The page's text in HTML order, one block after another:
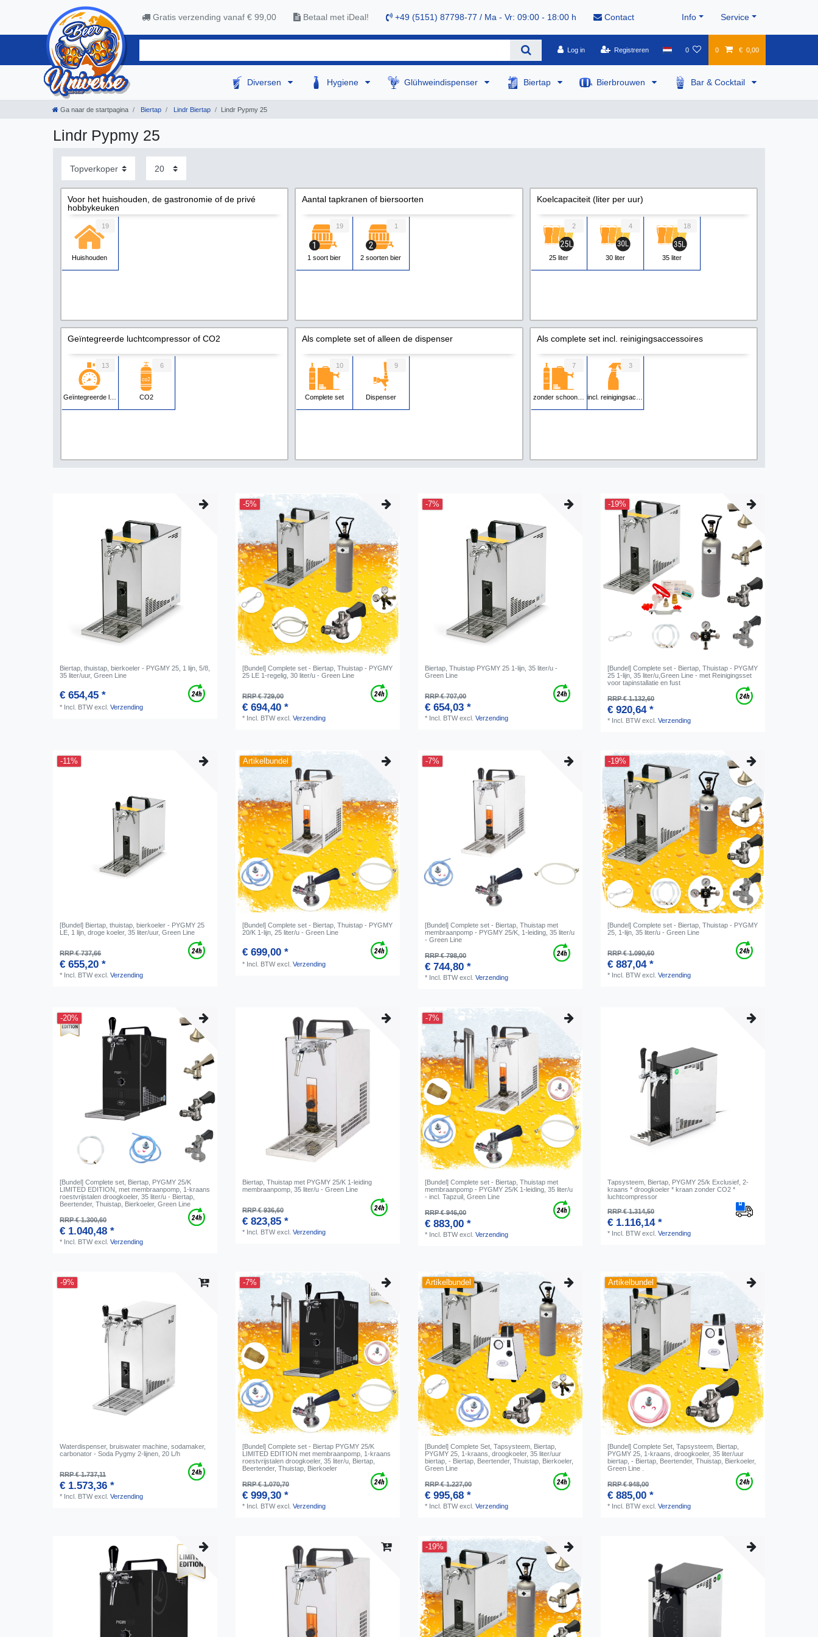
Gratis verzending vanaf € 99,00 Betaal met iDeal! +49 (5151) 87798-77 / Ma - Vr: 09:00 - 18:00 h Contact Info Service
Log in Registreren 0 0 € 0,00
Diversen Hygiene Glühweindispenser Biertap Bierbrouwen Bar & Cocktail
Ga naar de startpagina Biertap Lindr Biertap Lindr Pypmy 25
Lindr Pypmy 25
Voor het huishouden, de gastronomie of de privé
hobbykeuken
Huishouden
19
Aantal tapkranen of biersoorten
1 soort bier
19
2 soorten bier
1
Koelcapaciteit (liter per uur)
25 liter
2
30 liter
4
35 liter
18
Geïntegreerde luchtcompressor of CO2
Geïntegreerde luchtcompressor
13
CO2
6
Als complete set of alleen de dispenser
Complete set
10
Dispenser
9
Als complete set incl. reinigingsaccessoires
zonder schoonmaakaccessoires
7
incl. reinigingsaccessoires
3
Biertap, thuistap, bierkoeler - PYGMY 25, 1 lijn, 5/8,
35 liter/uur, Green Line
€ 654,45 *
* Incl. BTWexcl.Verzending
-5%
[Bundel] Complete set - Biertap, Thuistap - PYGMY
25 LE 1-regelig, 30 liter/u - Green Line
RRP € 729,00
€ 694,40 *
* Incl. BTWexcl.Verzending
-7%
Biertap, Thuistap PYGMY 25 1-lijn, 35 liter/u -
Green Line
RRP € 707,00
€ 654,03 *
* Incl. BTWexcl.Verzending
-19%
[Bundel] Complete set - Biertap, Thuistap - PYGMY
25 1-lijn, 35 liter/u,Green Line - met Reinigingsset
voor tapinstallatie en fust
RRP € 1.132,60
€ 920,64 *
* Incl. BTWexcl.Verzending
-11%
[Bundel] Biertap, thuistap, bierkoeler - PYGMY 25
LE, 1 lijn, droge koeler, 35 liter/uur, Green Line
RRP € 737,66
€ 655,20 *
* Incl. BTWexcl.Verzending
Artikelbundel
[Bundel] Complete set - Biertap, Thuistap - PYGMY
20/K 1-lijn, 25 liter/u - Green Line
€ 699,00 *
* Incl. BTWexcl.Verzending
-7%
[Bundel] Complete set - Biertap, Thuistap met
membraanpomp - PYGMY 25/K, 1-leiding, 35 liter/u
- Green Line
RRP € 798,00
€ 744,80 *
* Incl. BTWexcl.Verzending
-19%
[Bundel] Complete set - Biertap, Thuistap - PYGMY
25, 1-lijn, 35 liter/u - Green Line
RRP € 1.090,60
€ 887,04 *
* Incl. BTWexcl.Verzending
-20%
[Bundel] Complete set, Biertap, PYGMY 25/K
LIMITED EDITION, met membraanpomp, 1-kraans
roestvrijstalen droogkoeler, 35 liter/u - Biertap,
Beertender, Thuistap, Bierkoeler, Green Line
RRP € 1.300,60
€ 1.040,48 *
* Incl. BTWexcl.Verzending
Biertap, Thuistap met PYGMY 25/K 1-leiding
membraanpomp, 35 liter/u - Green Line
RRP € 936,60
€ 823,85 *
* Incl. BTWexcl.Verzending
-7%
[Bundel] Complete set - Biertap, Thuistap met
membraanpomp - PYGMY 25/K 1-leiding, 35 liter/u
- incl. Tapzuil, Green Line
RRP € 946,00
€ 883,00 *
* Incl. BTWexcl.Verzending
Tapsysteem, Biertap, PYGMY 25/k Exclusief, 2-
kraans * droogkoeler * kraan zonder CO2 *
luchtcompressor
RRP € 1.314,50
€ 1.116,14 *
* Incl. BTWexcl.Verzending
-9%
Waterdispenser, bruiswater machine, sodamaker,
carbonator - Soda Pygmy 2-lijnen, 20 L/h
RRP € 1.737,11
€ 1.573,36 *
* Incl. BTWexcl.Verzending
-7%
[Bundel] Complete set - Biertap PYGMY 25/K
LIMITED EDITION met membraanpomp, 1-kraans
roestvrijstalen droogkoeler, 35 liter/u, Biertap,
Beertender, Thuistap, Bierkoeler
RRP € 1.070,70
€ 999,30 *
* Incl. BTWexcl.Verzending
Artikelbundel
[Bundel] Complete Set, Tapsysteem, Biertap,
PYGMY 25, 1-kraans, droogkoeler, 35 liter/uur
biertap, - Biertap, Beertender, Thuistap, Bierkoeler,
Green Line
RRP € 1.227,00
€ 995,68 *
* Incl. BTWexcl.Verzending
Artikelbundel
[Bundel] Complete Set, Tapsysteem, Biertap,
PYGMY 25, 1-kraans, droogkoeler, 35 liter/uur
biertap, - Biertap, Beertender, Thuistap, Bierkoeler,
Green Line .
RRP € 948,00
€ 885,00 *
* Incl. BTWexcl.Verzending
-19%